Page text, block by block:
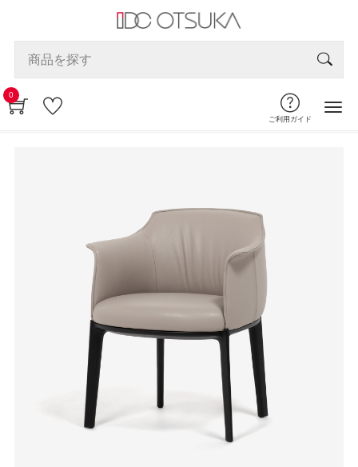
0
ご利用ガイド